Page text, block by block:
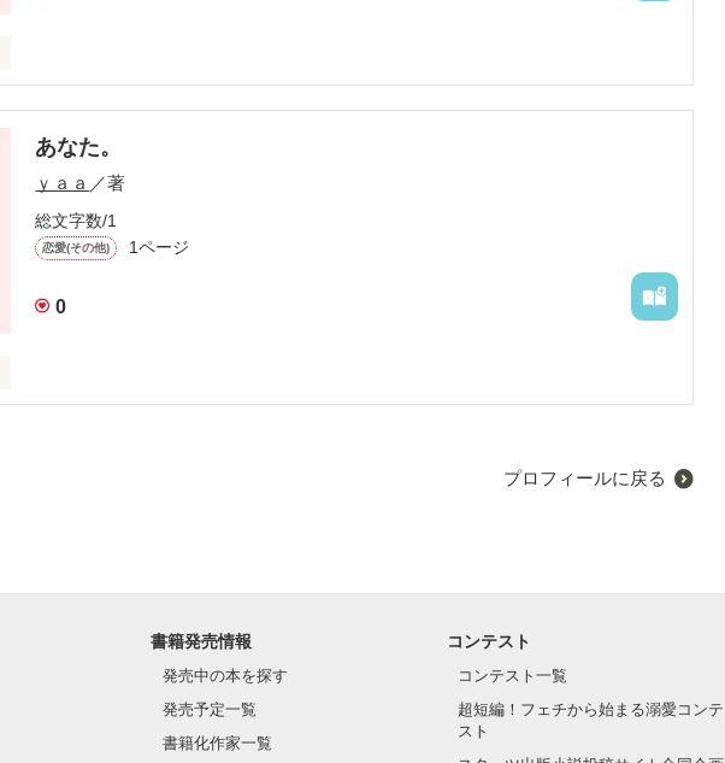
あなた。
ｙａａ ／著
総文字数/1
恋愛(その他) 1ページ
0
プロフィールに戻る
書籍発売情報
発売中の本を探す
発売予定一覧
書籍化作家一覧
コンテスト
コンテスト一覧
超短編！フェチから始まる溺愛コンテ
スト